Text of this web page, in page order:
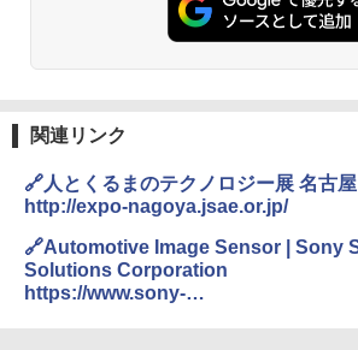
関連リンク
🔗人とくるまのテクノロジー展 名古屋
http://expo-nagoya.jsae.or.jp/
🔗Automotive Image Sensor | Sony
Solutions Corporation
https://www.sony-